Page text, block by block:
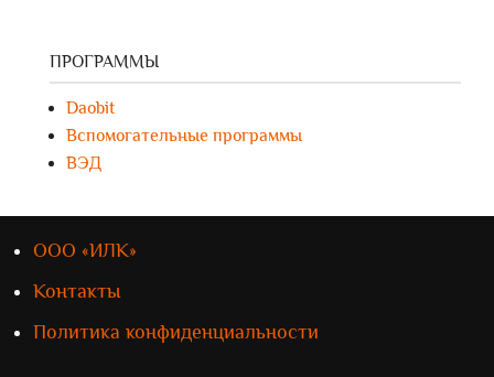
ПРОГРАММЫ
Daobit
Вспомогательные программы
ВЭД
ООО «ИЛК»
Контакты
Политика конфиденциальности